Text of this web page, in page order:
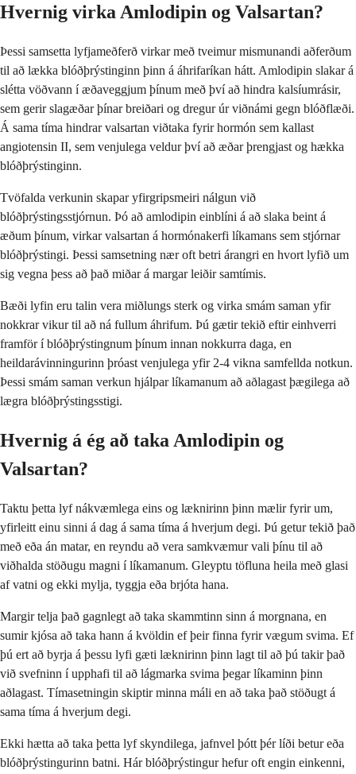
Hvernig virka Amlodipin og Valsartan?
Þessi samsetta lyfjameðferð virkar með tveimur mismunandi aðferðum
til að lækka blóðþrýstinginn þinn á áhrifaríkan hátt. Amlodipin slakar á
slétta vöðvann í æðaveggjum þínum með því að hindra kalsíumrásir,
sem gerir slagæðar þínar breiðari og dregur úr viðnámi gegn blóðflæði.
Á sama tíma hindrar valsartan viðtaka fyrir hormón sem kallast
angiotensin II, sem venjulega veldur því að æðar þrengjast og hækka
blóðþrýstinginn.
Tvöfalda verkunin skapar yfirgripsmeiri nálgun við
blóðþrýstingsstjórnun. Þó að amlodipin einblíni á að slaka beint á
æðum þínum, virkar valsartan á hormónakerfi líkamans sem stjórnar
blóðþrýstingi. Þessi samsetning nær oft betri árangri en hvort lyfið um
sig vegna þess að það miðar á margar leiðir samtímis.
Bæði lyfin eru talin vera miðlungs sterk og virka smám saman yfir
nokkrar vikur til að ná fullum áhrifum. Þú gætir tekið eftir einhverri
framför í blóðþrýstingnum þínum innan nokkurra daga, en
heildarávinningurinn þróast venjulega yfir 2-4 vikna samfellda notkun.
Þessi smám saman verkun hjálpar líkamanum að aðlagast þægilega að
lægra blóðþrýstingsstigi.
Hvernig á ég að taka Amlodipin og
Valsartan?
Taktu þetta lyf nákvæmlega eins og læknirinn þinn mælir fyrir um,
yfirleitt einu sinni á dag á sama tíma á hverjum degi. Þú getur tekið það
með eða án matar, en reyndu að vera samkvæmur vali þínu til að
viðhalda stöðugu magni í líkamanum. Gleyptu töfluna heila með glasi
af vatni og ekki mylja, tyggja eða brjóta hana.
Margir telja það gagnlegt að taka skammtinn sinn á morgnana, en
sumir kjósa að taka hann á kvöldin ef þeir finna fyrir vægum svima. Ef
þú ert að byrja á þessu lyfi gæti læknirinn þinn lagt til að þú takir það
við svefninn í upphafi til að lágmarka svima þegar líkaminn þinn
aðlagast. Tímasetningin skiptir minna máli en að taka það stöðugt á
sama tíma á hverjum degi.
Ekki hætta að taka þetta lyf skyndilega, jafnvel þótt þér líði betur eða
blóðþrýstingurinn batni. Hár blóðþrýstingur hefur oft engin einkenni,